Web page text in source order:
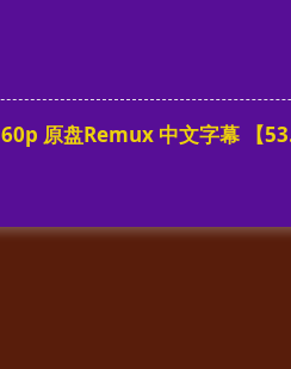
原盘Remux 中文字幕 【